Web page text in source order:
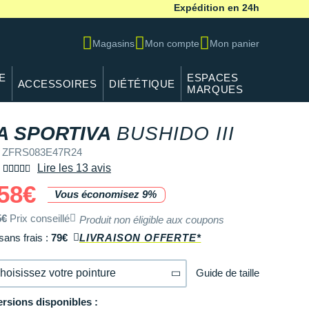
Expédition en 24h
Magasins Mon compte Mon panier
ACCESSOIRES DIÉTÉTIQUE
ESPACES
MARQUES
SPORTIVA BUSHIDO III
ZFRS083E47R24
Lire les 13 avis
Vous économisez 9%
Prix conseillé
Produit non éligible aux coupons
frais : 79€ LIVRAISON OFFERTE*
votre pointure
40 En rupture
Guide de taille
disponibles :